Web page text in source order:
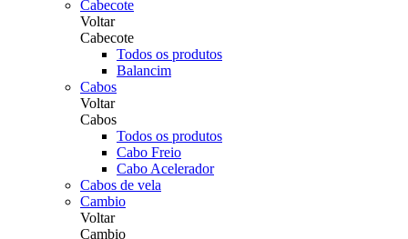
Cabecote
Voltar
Cabecote
Todos os produtos
Balancim
Cabos
Voltar
Cabos
Todos os produtos
Cabo Freio
Cabo Acelerador
Cabos de vela
Cambio
Voltar
Cambio